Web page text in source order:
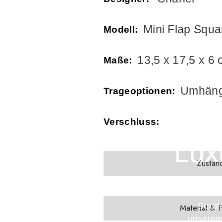
Modell: Mini Flap
Maße: 13,5 x 17,5 x 6
Trageoptionen:
Verschluss:
Material &